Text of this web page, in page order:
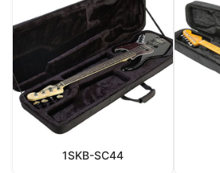
1SKB-SC44